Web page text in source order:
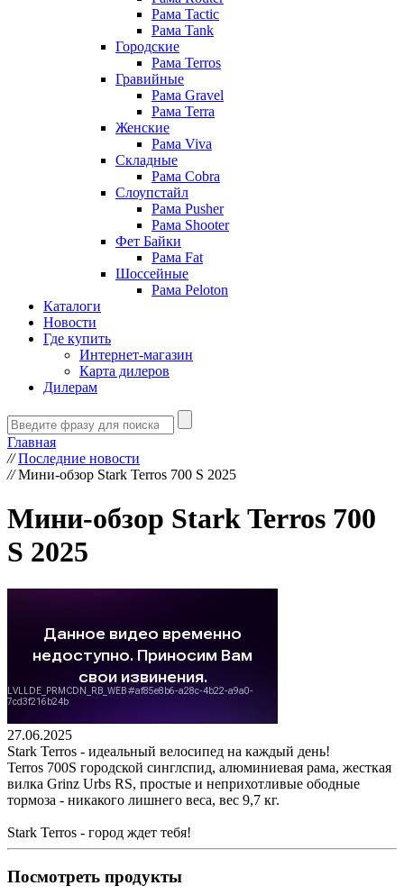
Рама Tactic
Рама Tank
Городские
Рама Terros
Гравийные
Рама Gravel
Рама Terra
Женские
Рама Viva
Складные
Рама Cobra
Слоупстайл
Рама Pusher
Рама Shooter
Фет Байки
Рама Fat
Шоссейные
Рама Peloton
Каталоги
Новости
Где купить
Интернет-магазин
Карта дилеров
Дилерам
Главная
// Последние новости
// Мини-обзор Stark Terros 700 S 2025
Мини-обзор Stark Terros 700
S 2025
27.06.2025
Stark Terros - идеальный велосипед на каждый день!
Terros 700S городской синглспид, алюминиевая рама, жесткая
вилка Grinz Urbs RS, простые и неприхотливые ободные
тормоза - никакого лишнего веса, вес 9,7 кг.
Stark Terros - город ждет тебя!
Посмотреть продукты